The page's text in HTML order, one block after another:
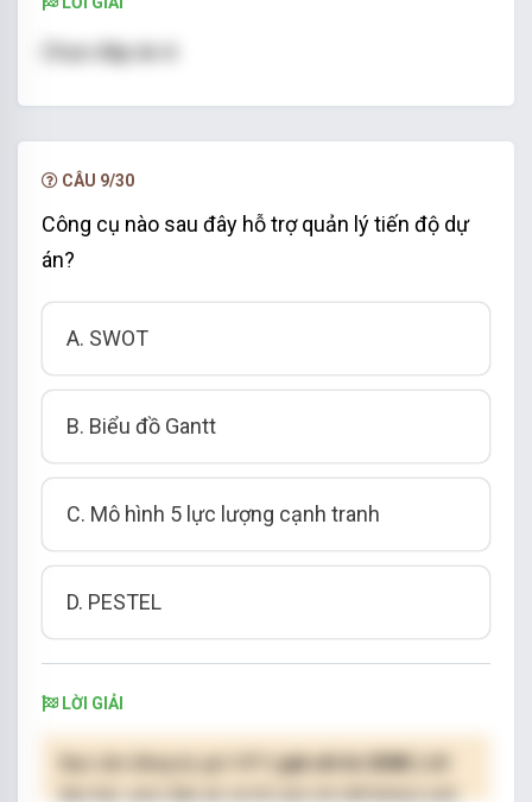
Chọn đáp án A
CÂU 9/30
Công cụ nào sau đây hỗ trợ quản lý tiến độ dự
án?
A. SWOT
B. Biểu đồ Gantt
C. Mô hình 5 lực lượng cạnh tranh
D. PESTEL
LỜI GIẢI
( giá chỉ từ 250K )